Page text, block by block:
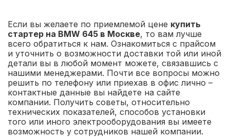
Если вы желаете по приемлемой цене купить
стартер на BMW 645 в Москве, то вам лучше
всего обратиться к нам. Ознакомиться с прайсом
и уточнить о возможности доставки той или иной
детали вы в любой момент можете, связавшись с
нашими менеджерами. Почти все вопросы можно
решить по телефону или приехав в офис лично –
контактные данные вы найдете на сайте
компании. Получить советы, относительно
технических показателей, способов установки
того или иного электрооборудования вы имеете
возможность у сотрудников нашей компании.